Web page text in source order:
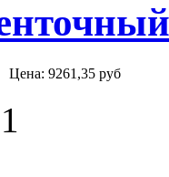
Цена: 9261,35 руб